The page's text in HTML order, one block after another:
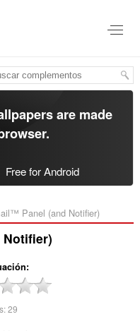
are made
.
Free for Android
Panel (and Notifier)‎
29